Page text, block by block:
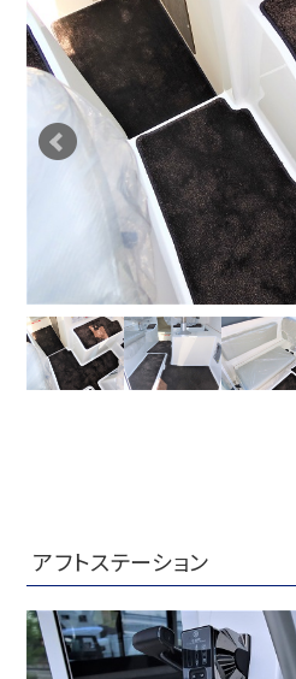
アフトステーション